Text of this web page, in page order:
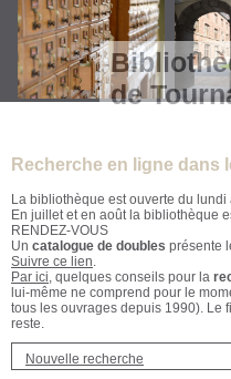
de
Recherche en ligne dans
La bibliothèque est ouverte du
En juillet et en août la bibliothèque
RENDEZ-VOUS
Un catalogue de doubles présente
Suivre ce lien.
Par ici, quelques conseils pour la
lui-même ne comprend pour le
tous les ouvrages depuis 1990). Le
reste.
Nouvelle recherche